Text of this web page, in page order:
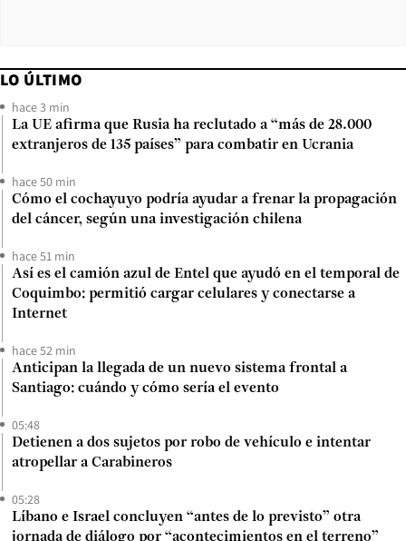
LO ÚLTIMO
hace 3 min
La UE afirma que Rusia ha reclutado a “más de 28.000
extranjeros de 135 países” para combatir en Ucrania
hace 50 min
Cómo el cochayuyo podría ayudar a frenar la propagación
del cáncer, según una investigación chilena
hace 51 min
Así es el camión azul de Entel que ayudó en el temporal de
Coquimbo: permitió cargar celulares y conectarse a
Internet
hace 52 min
Anticipan la llegada de un nuevo sistema frontal a
Santiago: cuándo y cómo sería el evento
05:48
Detienen a dos sujetos por robo de vehículo e intentar
atropellar a Carabineros
05:28
Líbano e Israel concluyen “antes de lo previsto” otra
jornada de diálogo por “acontecimientos en el terreno”